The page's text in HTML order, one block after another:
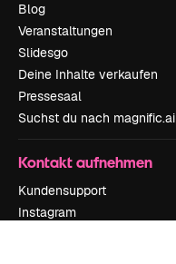
Blog
Veranstaltungen
Slidesgo
Deine Inhalte verkaufen
Pressesaal
Suchst du nach magnific.ai
Kontakt aufnehmen
Kundensupport
Instagram